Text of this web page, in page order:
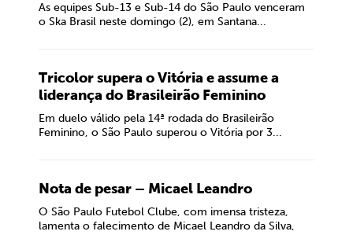
As equipes Sub-13 e Sub-14 do São Paulo venceram
o Ska Brasil neste domingo (2), em Santana...
Tricolor supera o Vitória e assume a
liderança do Brasileirão Feminino
Em duelo válido pela 14ª rodada do Brasileirão
Feminino, o São Paulo superou o Vitória por 3...
Nota de pesar – Micael Leandro
O São Paulo Futebol Clube, com imensa tristeza,
lamenta o falecimento de Micael Leandro da Silva,